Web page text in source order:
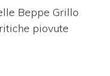
Beppe Grillo
piovute